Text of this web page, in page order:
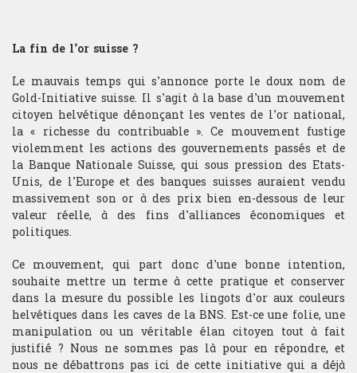
La fin de l’or suisse ?
Le mauvais temps qui s’annonce porte le doux nom de
Gold-Initiative suisse. Il s’agit à la base d’un mouvement
citoyen helvétique dénonçant les ventes de l’or national,
la « richesse du contribuable ». Ce mouvement fustige
violemment les actions des gouvernements passés et de
la Banque Nationale Suisse, qui sous pression des Etats-
Unis, de l’Europe et des banques suisses auraient vendu
massivement son or à des prix bien en-dessous de leur
valeur réelle, à des fins d’alliances économiques et
politiques.
Ce mouvement, qui part donc d’une bonne intention,
souhaite mettre un terme à cette pratique et conserver
dans la mesure du possible les lingots d’or aux couleurs
helvétiques dans les caves de la BNS. Est-ce une folie, une
manipulation ou un véritable élan citoyen tout à fait
justifié ? Nous ne sommes pas là pour en répondre, et
nous ne débattrons pas ici de cette initiative qui a déjà